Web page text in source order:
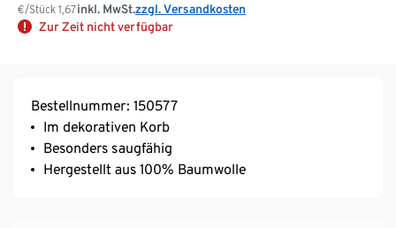
€/Stück 1,67inkl. MwSt.zzgl. Versandkosten
Zur Zeit nicht verfügbar
Bestellnummer: 150577
Im dekorativen Korb
Besonders saugfähig
Hergestellt aus 100% Baumwolle